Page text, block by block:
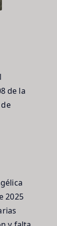
de la
2025